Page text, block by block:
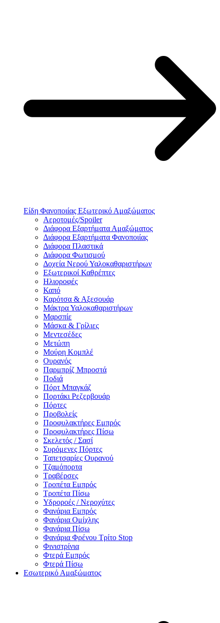
Είδη Φανοποιίας Εξωτερικό Αμαξώματος
Αεροτομές/Spoiler
Διάφορα Εξαρτήματα Αμαξώματος
Διάφορα Εξαρτήματα Φανοποιίας
Διάφορα Πλαστικά
Διάφορα Φωτισμού
Δοχεία Νερού Υαλοκαθαριστήρων
Εξωτερικοί Καθρέπτες
Ηλιοροφές
Καπό
Καρότσα & Αξεσουάρ
Μάκτρα Υαλοκαθαριστήρων
Μαρσπίε
Μάσκα & Γρίλιες
Μεντεσέδες
Μετώπη
Μούρη Κομπλέ
Ουρανός
Παρμπρίζ Μπροστά
Ποδιά
Πόρτ Μπαγκάζ
Πορτάκι Ρεζερβουάρ
Πόρτες
Προβολείς
Προφυλακτήρες Εμπρός
Προφυλακτήρες Πίσω
Σκελετός / Σασί
Συρόμενες Πόρτες
Ταπετσαρίες Ουρανού
Τζαμόπορτα
Τραβέρσες
Τροπέτα Εμπρός
Τροπέτα Πίσω
Υδροροές / Νεροχύτες
Φανάρια Εμπρός
Φανάρια Ομίχλης
Φανάρια Πίσω
Φανάρια Φρένου Τρίτο Stop
Φινιστρίνια
Φτερά Εμπρός
Φτερά Πίσω
Εσωτερικό Αμαξώματος